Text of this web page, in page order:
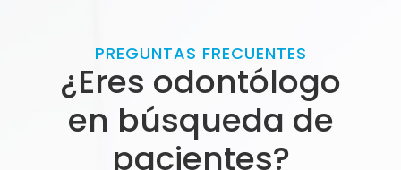
PREGUNTAS FRECUENTES
¿Eres odontólogo
en búsqueda de
pacientes?